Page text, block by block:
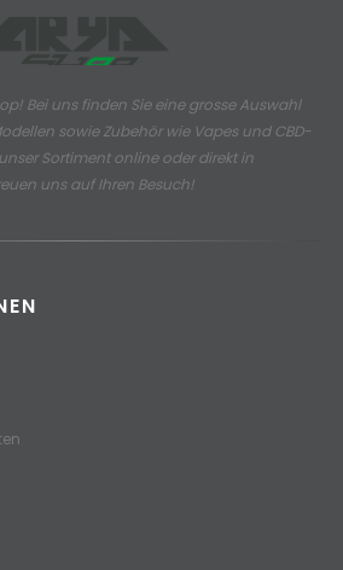
Bei uns finden Sie eine grosse Auswahl
sowie Zubehör wie Vapes und CBD-
Sortiment online oder direkt in
uns auf Ihren Besuch!